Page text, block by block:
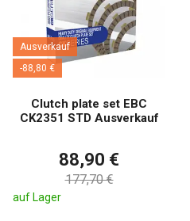
Ausverkauf
-88,80 €
Clutch plate set EBC
CK2351 STD Ausverkauf
88,90 €
177,70 €
auf Lager